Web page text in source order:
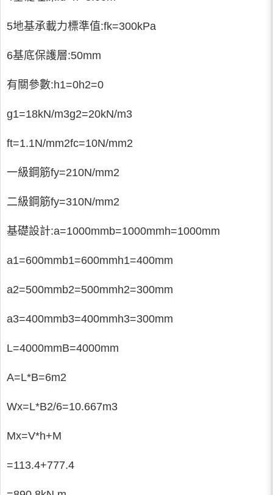
5地基承載力標準值:fk=300kPa
6基底保護層:50mm
有關參數:h1=0h2=0
g1=18kN/m3g2=20kN/m3
ft=1.1N/mm2fc=10N/mm2
一級鋼筋fy=210N/mm2
二級鋼筋fy=310N/mm2
基礎設計:a=1000mmb=1000mmh=1000mm
a1=600mmb1=600mmh1=400mm
a2=500mmb2=500mmh2=300mm
a3=400mmb3=400mmh3=300mm
L=4000mmB=4000mm
A=L*B=6m2
Wx=L*B2/6=10.667m3
Mx=V*h+M
=113.4+777.4